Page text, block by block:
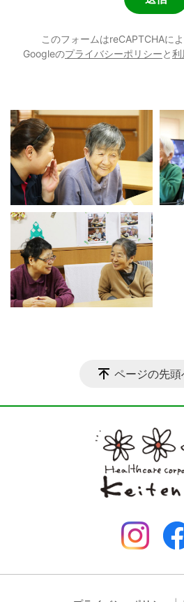
このフォームはreCAPTCHAに
Googleのプライバシーポリシーと利
ページの先頭